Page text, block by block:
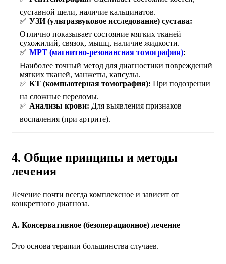
суставной щели, наличие кальцинатов.
УЗИ (ультразвуковое исследование) сустава:
Отлично показывает состояние мягких тканей —
сухожилий, связок, мышц, наличие жидкости.
МРТ (магнитно-резонансная томография):
Наиболее точный метод для диагностики повреждений
мягких тканей, манжеты, капсулы.
КТ (компьютерная томография): При подозрении
на сложные переломы.
Анализы крови: Для выявления признаков
воспаления (при артрите).
4. Общие принципы и методы
лечения
Лечение почти всегда комплексное и зависит от
конкретного диагноза.
А. Консервативное (безоперационное) лечение
Это основа терапии большинства случаев.